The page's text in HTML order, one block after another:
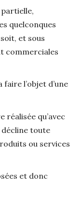
quelconques
et sous
commerciales
l’objet d’une
qu’avec
décline toute
ou services
et donc